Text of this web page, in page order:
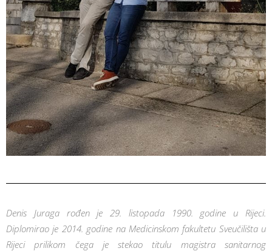
Denis Juraga rođen je 29. listopada 1990. godine u Rijeci.
Diplomirao je 2014. godine na Medicinskom fakultetu Sveučilišta u
Rijeci prilikom čega je stekao titulu magistra sanitarnog